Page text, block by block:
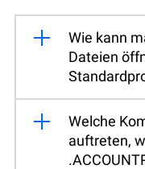
Wie kann
Dateien
Welche
auftreten,